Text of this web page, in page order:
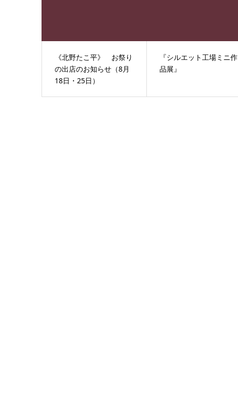
《北野たこ平》 お祭り
の出店のお知らせ（8月
18日・25日）
『シルエット工場ミニ作
品展』